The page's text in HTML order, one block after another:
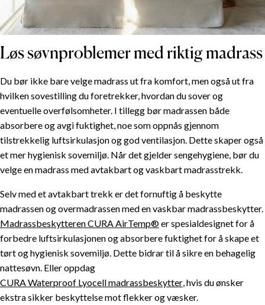
Løs søvnproblemer med riktig madrass
Du bør ikke bare velge madrass ut fra komfort, men også ut fra
hvilken sovestilling du foretrekker, hvordan du sover og
eventuelle overfølsomheter. I tillegg bør madrassen både
absorbere og avgi fuktighet, noe som oppnås gjennom
tilstrekkelig luftsirkulasjon og god ventilasjon. Dette skaper også
et mer hygienisk sovemiljø. Når det gjelder sengehygiene, bør du
velge en madrass med avtakbart og vaskbart madrasstrekk.
Selv med et avtakbart trekk er det fornuftig å beskytte
madrassen og overmadrassen med en vaskbar madrassbeskytter.
Madrassbeskytteren CURA AirTemp®er spesialdesignet for å
forbedre luftsirkulasjonen og absorbere fuktighet for å skape et
tørt og hygienisk sovemiljø. Dette bidrar til å sikre en behagelig
nattesøvn. Eller oppdag
CURA Waterproof Lyocell madrassbeskytter, hvis du ønsker
ekstra sikker beskyttelse mot flekker og væsker.